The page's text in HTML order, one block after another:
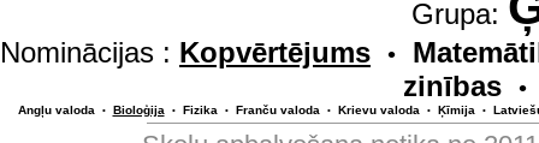
Grupa:
Nominācijas : Kopvērtējums •
zinības
•
Angļu valoda • Bioloģija • Fizika • Franču valoda • Krievu valoda • Ķīmija •